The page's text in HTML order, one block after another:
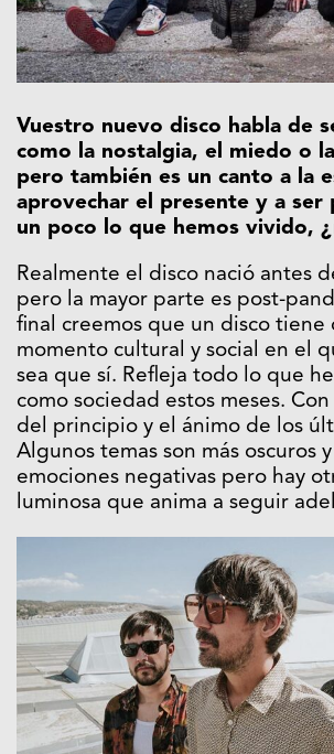
Vuestro nuevo disco habla de
como la nostalgia, el miedo o
pero también es un canto a la
aprovechar el presente y a ser
un poco lo que hemos vivido,
Realmente el disco nació antes
pero la mayor parte es post-
final creemos que un disco tiene
momento cultural y social en el
sea que sí. Refleja todo lo que
como sociedad estos meses.
del principio y el ánimo de los
Algunos temas son más oscuros
emociones negativas pero hay
luminosa que anima a seguir